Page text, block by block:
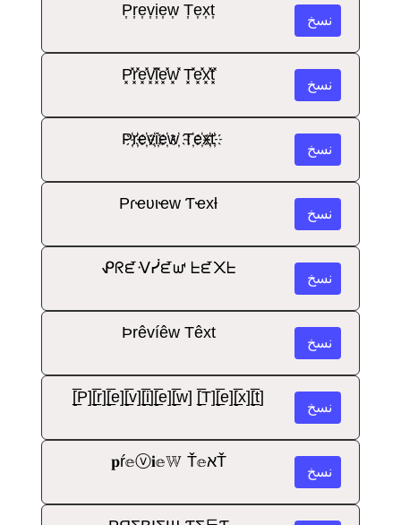
P͎r͎e͎v͎i͎e͎w͎ T͎e͎x͎t͎
نسخ
P͓̽r͓̽e͓̽v͓̽i͓̽e͓̽w͓̽ T͓̽e͓̽x͓̽t͓̽
نسخ
P҉r҉e҉v҉i҉e҉w҉ T҉e҉x҉t҉
نسخ
Pɾҽʋιҽw Ƭҽxƚ
نسخ
ᕵᖇᘿᐺᓰᘿᘺ ᖶᘿ᙭ᖶ
نسخ
Þrêvíêw Têxt
نسخ
[̲̅P][̲̅r][̲̅e][̲̅v][̲̅i][̲̅e][̲̅w] [̲̅T][̲̅e][̲̅x][̲̅t]
نسخ
𝐩ŕ𝕖ⓥ𝐢𝕖𝕎 Ť𝕖אŤ
نسخ